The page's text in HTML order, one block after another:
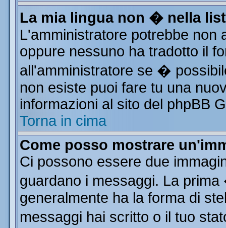
La mia lingua non � nella
L'amministratore potrebbe non
oppure nessuno ha tradotto il
all'amministratore se �
non esiste puoi fare tu una
informazioni al sito del phpBB
Torna in cima
Come posso mostrare
Ci possono essere due
guardano i messaggi. La
generalmente ha la forma di
messaggi hai scritto o il tuo